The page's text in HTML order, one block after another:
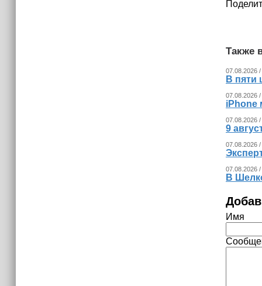
Также
07.08.2026
В пяти
07.08.2026
iPhone
07.08.2026
9
07.08.2026
07.08.2026
В
Имя